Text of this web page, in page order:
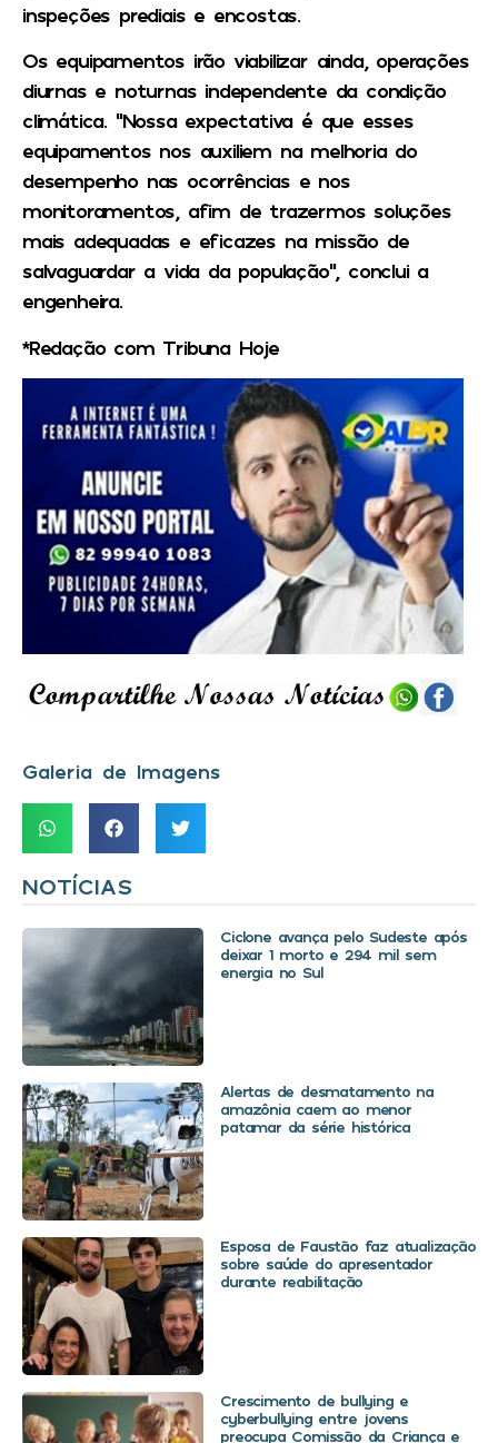
inspeções prediais e encostas.
Os equipamentos irão viabilizar ainda, operações
diurnas e noturnas independente da condição
climática. “Nossa expectativa é que esses
equipamentos nos auxiliem na melhoria do
desempenho nas ocorrências e nos
monitoramentos, afim de trazermos soluções
mais adequadas e eficazes na missão de
salvaguardar a vida da população”, conclui a
engenheira.
*Redação com Tribuna Hoje
Galeria de Imagens
NOTÍCIAS
Ciclone avança pelo Sudeste após
deixar 1 morto e 294 mil sem
energia no Sul
Alertas de desmatamento na
amazônia caem ao menor
patamar da série histórica
Esposa de Faustão faz atualização
sobre saúde do apresentador
durante reabilitação
Crescimento de bullying e
cyberbullying entre jovens
preocupa Comissão da Criança e